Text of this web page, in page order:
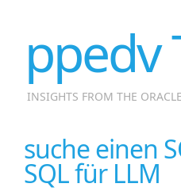
ppedv
INSIGHTS FROM THE ORACLE
suche einen
SQL für LLM